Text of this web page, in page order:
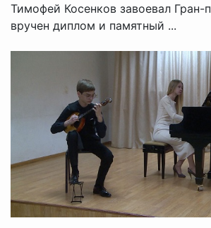
Тимофей Косенков завоевал
вручен диплом и памятный ...